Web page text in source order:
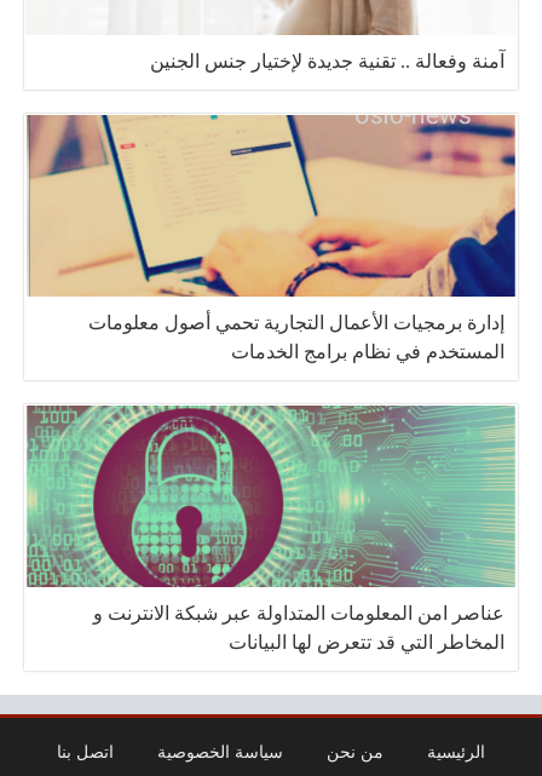
آمنة وفعالة .. تقنية جديدة لإختيار جنس الجنين
إدارة برمجيات الأعمال التجارية تحمي أصول معلومات
المستخدم في نظام برامج الخدمات
عناصر امن المعلومات المتداولة عبر شبكة الانترنت و
المخاطر التي قد تتعرض لها البيانات
الرئيسية من نحن سياسة الخصوصية اتصل بنا